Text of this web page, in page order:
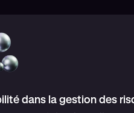
dans la gestion des